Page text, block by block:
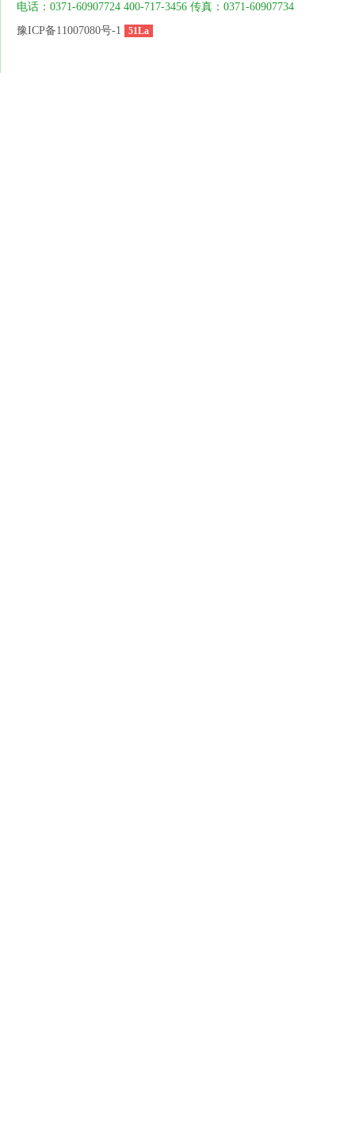
电话：0371-60907724 400-717-3456 传真：0371-60907734
豫ICP备11007080号-1
51La